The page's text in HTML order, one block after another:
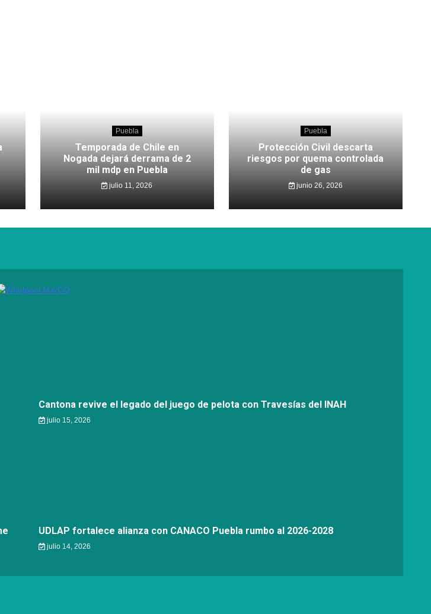
Puebla
Temporada de Chile en
Nogada dejará derrama de 2
mil mdp en Puebla
julio 11, 2026
Puebla
Protección Civil descarta
riesgos por quema controlada
de gas
junio 26, 2026
Cantona revive el legado del juego de pelota con Travesías del INAH
julio 15, 2026
UDLAP fortalece alianza con CANACO Puebla rumbo al 2026-2028
julio 14, 2026